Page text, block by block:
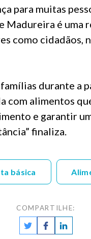
para muitas
Madureira é uma
como cidadãos,
durante a
com alimentos
e garantir
finaliza.
básica
COMPARTILHE: